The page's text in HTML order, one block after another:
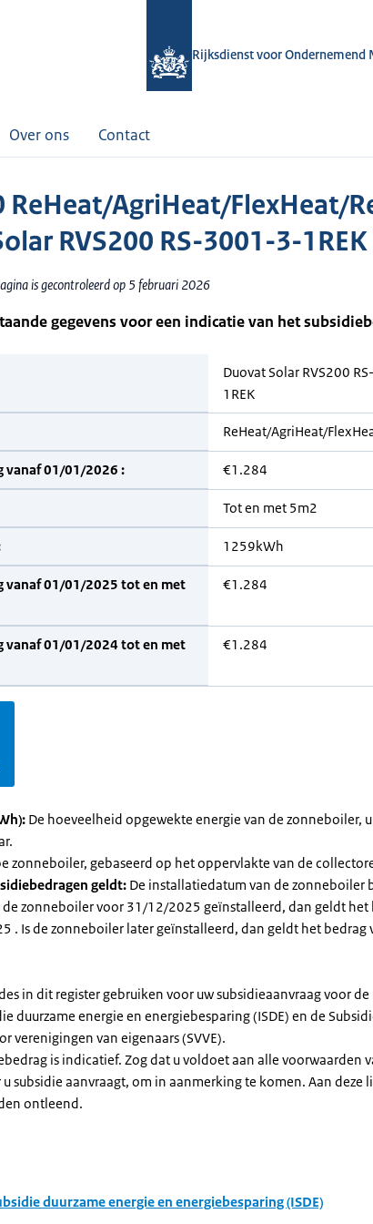
Rijksdienst voor Ondernemend
Over ons Contact
ReHeat/AgriHeat/FlexHeat/
RVS200 RS-3001-3-1REK
is gecontroleerd op 5 februari 2026
gegevens voor een indicatie van het
Duovat Solar RVS200
1REK
ReHeat/AgriHeat/
vanaf 01/01/2026 : €1.284
Tot en met 5m2
1259kWh
vanaf 01/01/2025 tot en met
€1.284
vanaf 01/01/2024 tot en met
€1.284
De hoeveelheid opgewekte energie van de zonneboiler,
zonneboiler, gebaseerd op het oppervlakte van de
geldt: De installatiedatum van de zonneboiler
de zonneboiler voor 31/12/2025 geïnstalleerd, dan geldt het
. Is de zonneboiler later geïnstalleerd, dan geldt het bedrag
in dit register gebruiken voor uw subsidieaanvraag voor
duurzame energie en energiebesparing (ISDE) en de
verenigingen van eigenaars (SVVE).
is indicatief. Zog dat u voldoet aan alle voorwaarden
subsidie aanvraagt, om in aanmerking te komen. Aan deze
ontleend.
duurzame energie en energiebesparing (ISDE)